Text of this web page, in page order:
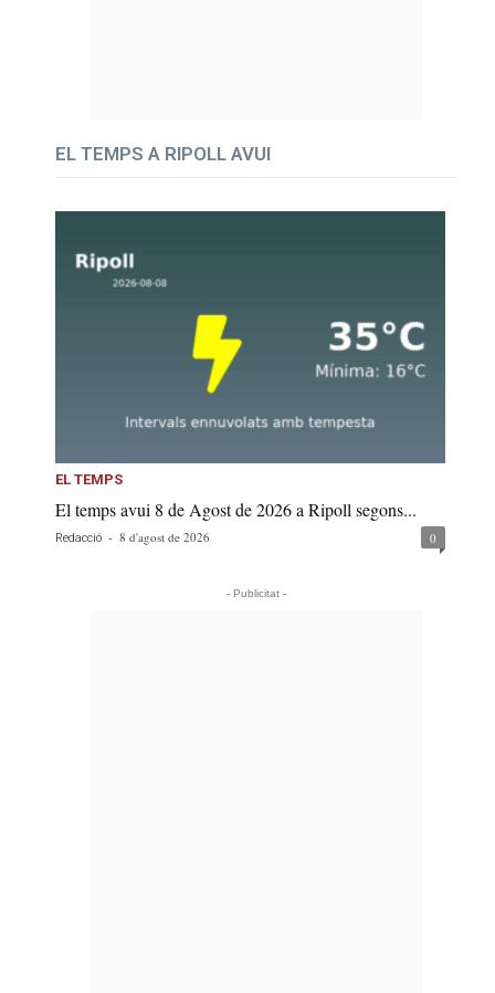
EL TEMPS A RIPOLL AVUI
EL TEMPS
El temps avui 8 de Agost de 2026 a Ripoll segons...
Redacció - 8 d'agost de 2026 0
- Publicitat -